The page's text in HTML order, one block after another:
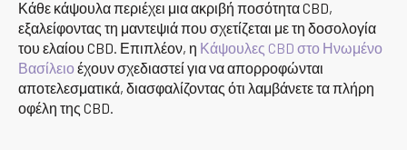
Κάθε κάψουλα περιέχει μια ακριβή ποσότητα CBD,
εξαλείφοντας τη μαντεψιά που σχετίζεται με τη δοσολογία
του ελαίου CBD. Επιπλέον, η Κάψουλες CBD στο Ηνωμένο
Βασίλειοέχουν σχεδιαστεί για να απορροφώνται
αποτελεσματικά, διασφαλίζοντας ότι λαμβάνετε τα πλήρη
οφέλη της CBD.